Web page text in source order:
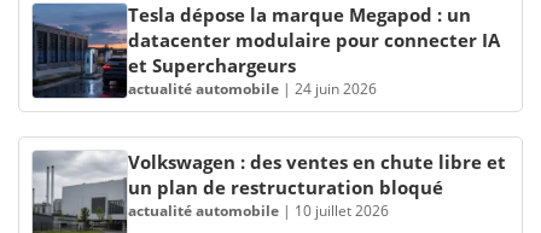
Tesla dépose la marque Megapod : un
datacenter modulaire pour connecter IA
et Superchargeurs
actualité automobile | 24 juin 2026
Volkswagen : des ventes en chute libre et
un plan de restructuration bloqué
actualité automobile | 10 juillet 2026